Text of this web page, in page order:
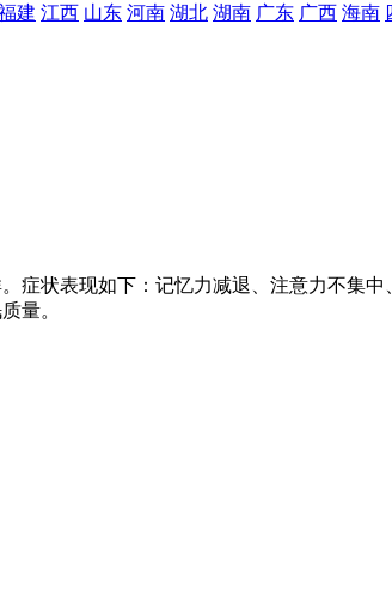
建 江西 山东 河南 湖北 湖南 广东 广西 海南
症状表现如下：记忆力减退、注意力不集
量。